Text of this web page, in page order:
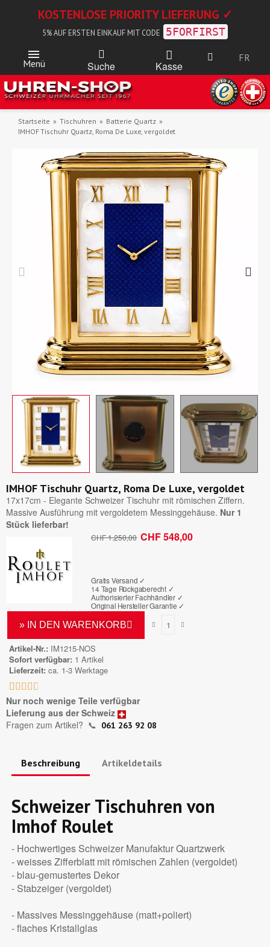
KOSTENLOSE PRIORITY LIEFERUNG ✓
5% AUF ERSTEN EINKAUF MIT CODE 5FORFIRST
Menü Suche Kasse
FR
Startseite Tischuhren
Batterie Quartz
IMHOF Tischuhr Quartz, Roma De Luxe, vergoldet
IMHOF Tischuhr Quartz, Roma De Luxe, vergoldet
17x17cm - Elegante Schweizer Tischuhr mit römischen Ziffern.
Massive Ausführung mit vergoldetem Messinggehäuse. Nur 1
Stück lieferbar!
CHF 1.250,00 CHF 548,00
Gratis Versand ✓
14 Tage Rückgaberecht ✓
Authorisierter Fachhändler ✓
Original Hersteller Garantie ✓
» IN DEN WARENKORB
Artikel-Nr. IM1215-NOS
Sofort verfügbar 1 Artikel
Lieferzeit ca. 1-3 Werktage
    
Nur noch wenige Teile verfügbar
Lieferung aus der Schweiz
Fragen zum Artikel? 📞 061 263 92 08
Beschreibung Artikeldetails
Schweizer Tischuhren von
Imhof Roulet
- Hochwertiges Schweizer Manufaktur Quartzwerk
- weisses Zifferblatt mit römischen Zahlen (vergoldet)
- blau-gemustertes Dekor
- Stabzeiger (vergoldet)
- Massives Messinggehäuse (matt+poliert)
- flaches Kristallglas